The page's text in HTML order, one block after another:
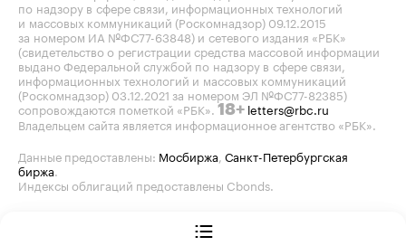
по надзору в сфере связи, информационных технологий
и массовых коммуникаций (Роскомнадзор) 09.12.2015
за номером ИА №ФС77-63848) и сетевого издания «РБК»
(свидетельство о регистрации средства массовой информации
выдано Федеральной службой по надзору в сфере связи,
информационных технологий и массовых коммуникаций
(Роскомнадзор) 03.12.2021 за номером ЭЛ №ФС77-82385)
сопровождаются пометкой «РБК». 18+ letters@rbc.ru
Владельцем сайта является информационное агентство «РБК».
Данные предоставлены: Мосбиржа Санкт-Петербургская
биржа
Индексы облигаций предоставлены Cbonds.